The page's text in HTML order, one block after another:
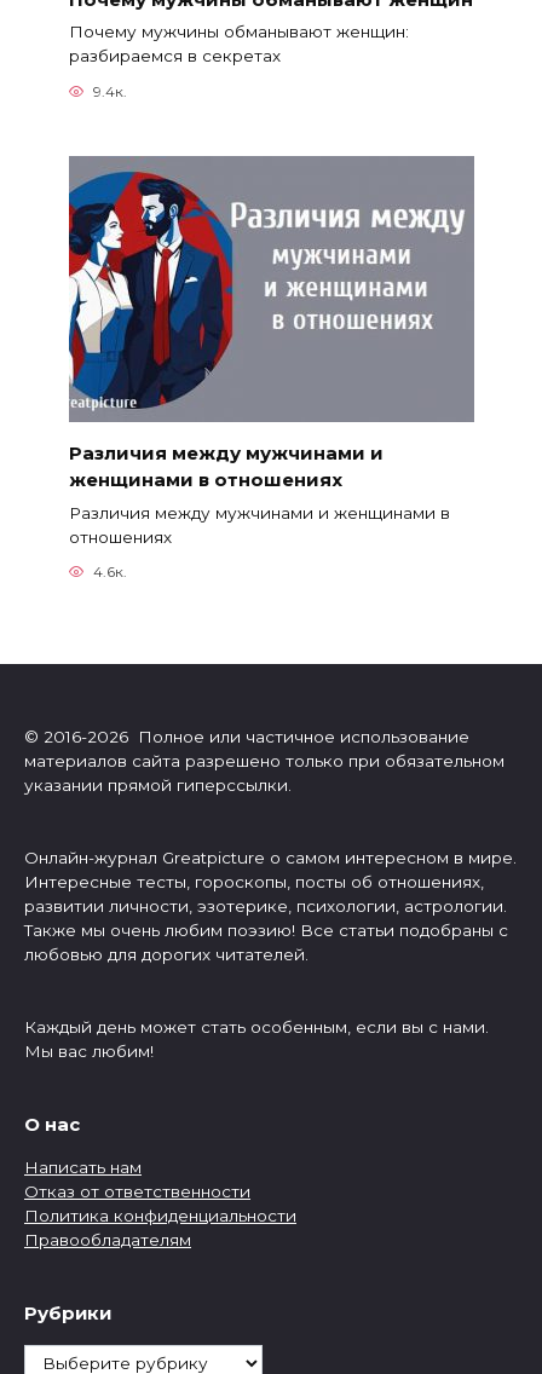
Почему мужчины обманывают женщин:
разбираемся в секретах
9.4к.
Различия между мужчинами и
женщинами в отношениях
Различия между мужчинами и женщинами в
отношениях
4.6к.
© 2016-2026 Полное или частичное использование
материалов сайта разрешено только при обязательном
указании прямой гиперссылки.
Онлайн-журнал Greatpicture о самом интересном в мире.
Интересные тесты, гороскопы, посты об отношениях,
развитии личности, эзотерике, психологии, астрологии.
Также мы очень любим поэзию! Все статьи подобраны с
любовью для дорогих читателей.
Каждый день может стать особенным, если вы с нами.
Мы вас любим!
О нас
Написать нам
Отказ от ответственности
Политика конфиденциальности
Правообладателям
Рубрики
Рубрики